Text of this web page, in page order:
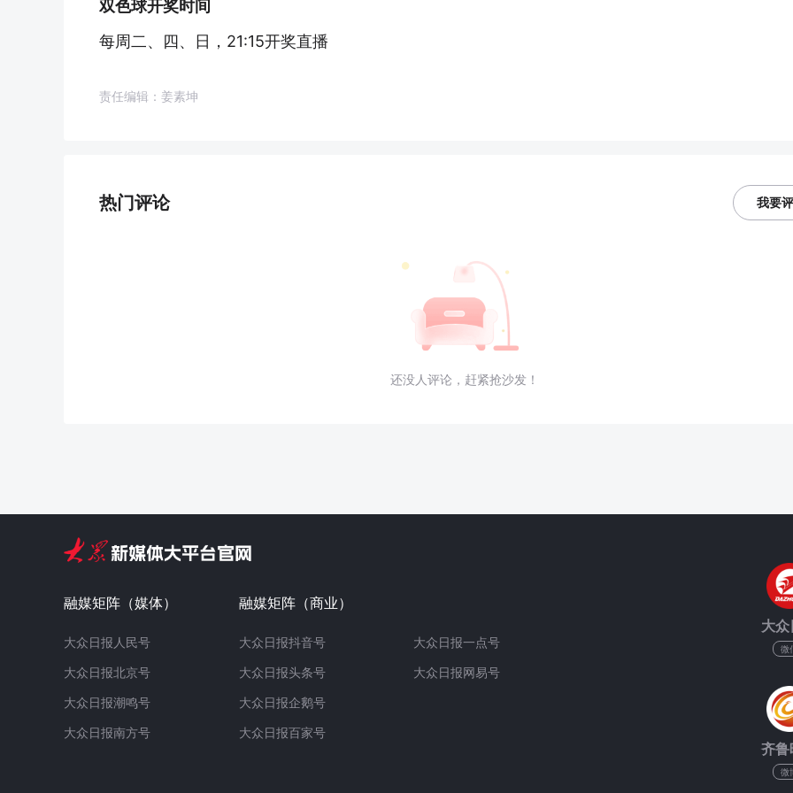
双色球开奖时间
每周二、四、日，21:15开奖直播
责任编辑：姜素坤
热门评论 我要
还没人评论，赶紧抢沙发！
融媒矩阵（媒体）
大众日报人民号
大众日报北京号
大众日报潮鸣号
大众日报南方号
融媒矩阵（商业）
大众日报抖音号
大众日报头条号
大众日报企鹅号
大众日报百家号
大众日报一点号
大众日报网易号
大
微
齐鲁
微